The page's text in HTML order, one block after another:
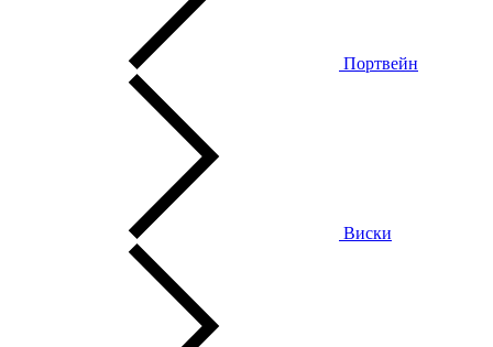
Портвейн
Виски